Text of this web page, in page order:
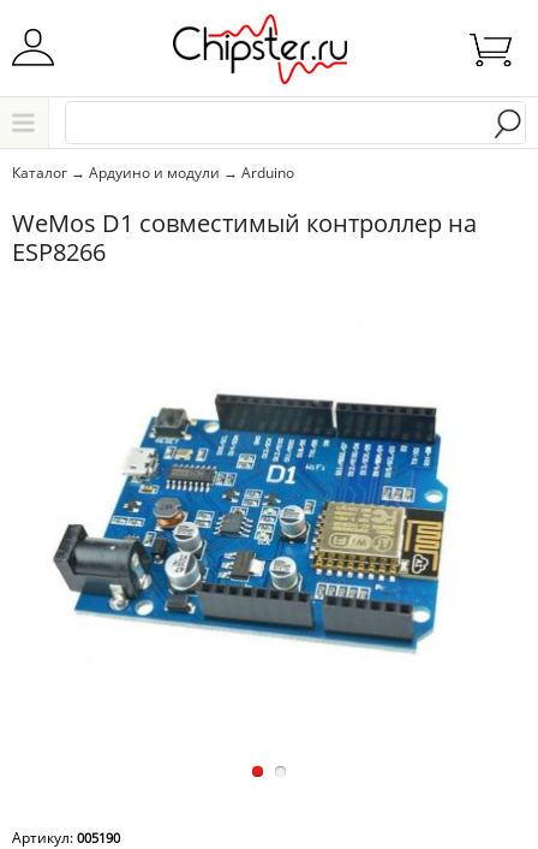
Начните водить название города..
Каталог → Ардуино и модули → Arduino
WeMos D1 совместимый контроллер на
ESP8266
Артикул: 005190